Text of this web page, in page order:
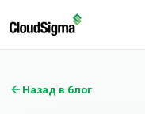
Назад в блог